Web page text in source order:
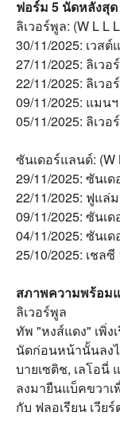
ฟอร์ม 5 นัดหลังสุด
ลิเวอร์พูล: (W L L
30/11/2025: เวส
27/11/2025: ลิเว
22/11/2025: ลิเว
09/11/2025: แมน
05/11/2025: ลิเว
ซันเดอร์แลนด์: (W
29/11/2025: ซันเ
22/11/2025: ฟูแล่
09/11/2025: ซันเ
04/11/2025: ซันเ
25/10/2025: เชล
สภาพความพร้อม
ลิเวอร์พูล
ทัพ "หงส์แดง" เพิ่
นัดก่อนหน้านั้นลง
บายเซติช, เลโอนี่
ลงมายืนแบ็คขวาเ
กับ ฟลอเรียน เวีย